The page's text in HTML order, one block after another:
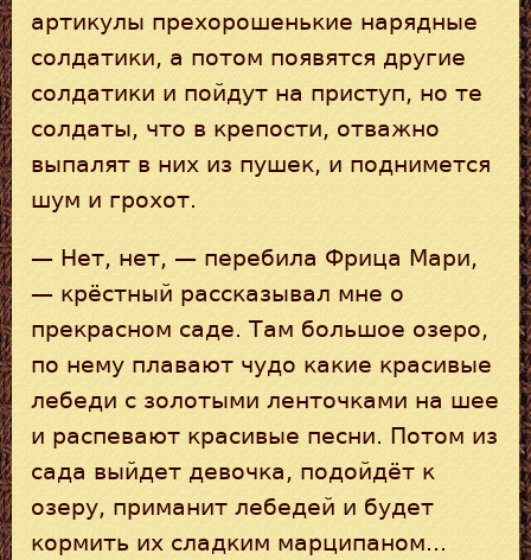
артикулы прехорошенькие нарядные
солдатики, а потом появятся другие
солдатики и пойдут на приступ, но те
солдаты, что в крепости, отважно
выпалят в них из пушек, и поднимется
шум и грохот.
— Нет, нет, — перебила Фрица Мари,
— крёстный рассказывал мне о
прекрасном саде. Там большое озеро,
по нему плавают чудо какие красивые
лебеди с золотыми ленточками на шее
и распевают красивые песни. Потом из
сада выйдет девочка, подойдёт к
озеру, приманит лебедей и будет
кормить их сладким марципаном...